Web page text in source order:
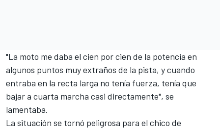
"La moto me daba el cien por cien de la potencia en
algunos puntos muy extraños de la pista, y cuando
entraba en la recta larga no tenía fuerza, tenía que
bajar a cuarta marcha casi directamente", se
lamentaba.
La situación se tornó peligrosa para el chico de